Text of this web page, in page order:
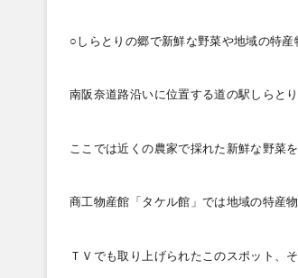
○しらとりの郷で新鮮な野菜や地域の特産
南阪奈道路沿いに位置する道の駅しらと
ここでは近くの農家で採れた新鮮な野菜
商工物産館「タケル館」では地域の特産
ＴＶでも取り上げられたこのスポット、